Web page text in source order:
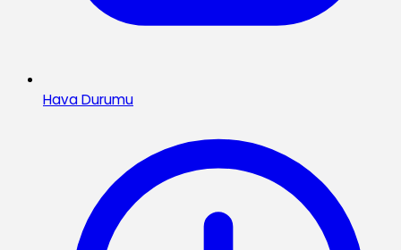
Hava Durumu